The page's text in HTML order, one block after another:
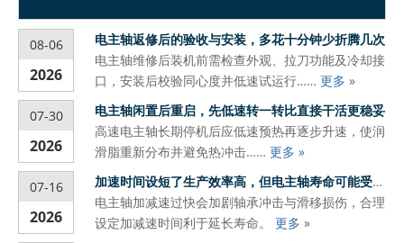
08-06
2026
电主轴返修后的验收与安装，多花十分钟少折腾几次
电主轴维修后装机前需检查外观、拉刀功能及冷却接
口，安装后校验同心度并低速试运行…… 更多 »
07-30
2026
电主轴闲置后重启，先低速转一转比直接干活更稳妥
高速电主轴长期停机后应低速预热再逐步升速，使润
滑脂重新分布并避免热冲击…… 更多 »
07-16
2026
加速时间设短了生产效率高，但电主轴寿命可能受影响
电主轴加减速过快会加剧轴承冲击与滑移损伤，合理
设定加减速时间利于延长寿命。 更多 »